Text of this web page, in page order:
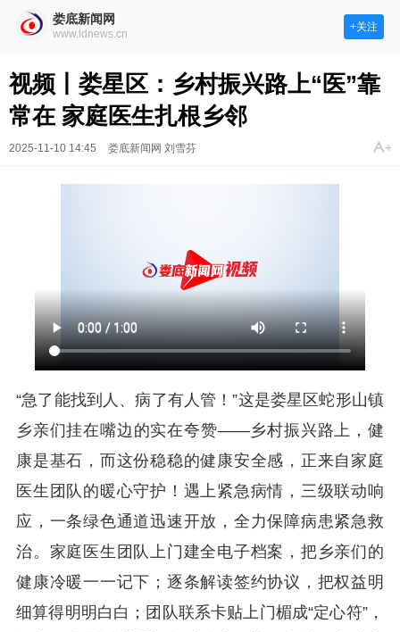
娄底新闻网
www.ldnews.cn
+关注
视频丨娄星区：乡村振兴路上“医”靠
常在 家庭医生扎根乡邻
2025-11-10 14:45 娄底新闻网 刘雪芬
“急了能找到人、病了有人管！”这是娄星区蛇形山镇
乡亲们挂在嘴边的实在夸赞——乡村振兴路上，健
康是基石，而这份稳稳的健康安全感，正来自家庭
医生团队的暖心守护！遇上紧急病情，三级联动响
应，一条绿色通道迅速开放，全力保障病患紧急救
治。家庭医生团队上门建全电子档案，把乡亲们的
健康冷暖一一记下；逐条解读签约协议，把权益明
细算得明明白白；团队联系卡贴上门楣成“定心符”，